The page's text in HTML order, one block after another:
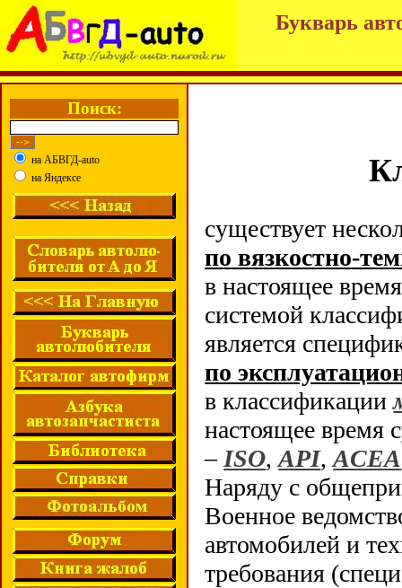
Букварь
Поиск:
на АБВГД-auto
на Яндексе
существует
по вязкостно-
в настоящее
системой
является
по
в классификации
настоящее время
– ISO,API,ACEA
Наряду с
Военное
автомобилей и
требования